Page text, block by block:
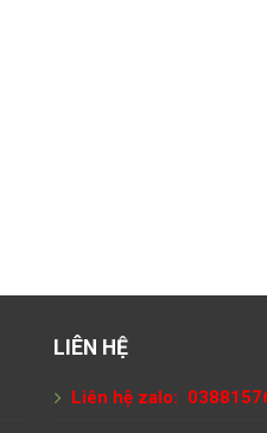
LIÊN HỆ
Liên hệ zalo: